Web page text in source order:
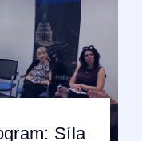
Síla